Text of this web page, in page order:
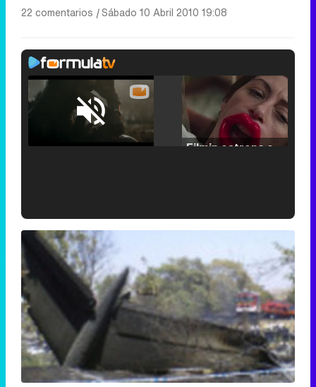
22 comentarios |Sábado 10 Abril 2010 19:08
Unmute /
'120 Minutos' celebra sus 2.000 programas en Telemadrid con un vídeo del día a día en la redacción
Tráiler de '33 días', la nueva serie de Atresplayer con Julián Villagrán y José Manuel Poga